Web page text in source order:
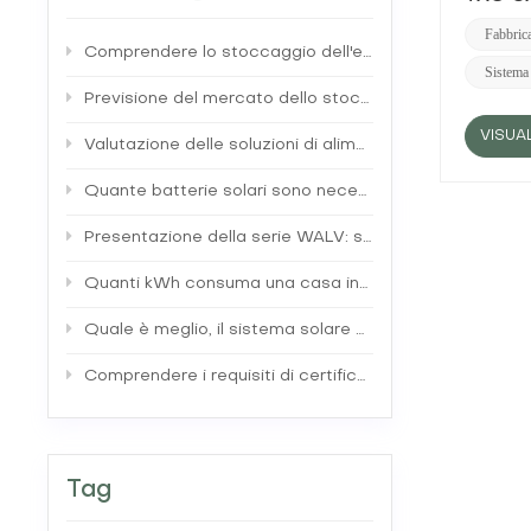
fonti
Comprendere lo stoccaggio dell'energia nelle batterie
Previsione del mercato dello stoccaggio energetico residenziale: tendenze e approfondimenti
Valutazione delle soluzioni di alimentazione di backup: generatori tradizionali rispetto a sistemi di batterie solari
Quante batterie solari sono necessarie per alimentare una casa?
Presentazione della serie WALV: soluzioni avanzate di accumulo di energia residenziale
Quanti kWh consuma una casa in 24 ore?
Quale è meglio, il sistema solare su rete o off-grid?
Comprendere i requisiti di certificazione globali per le batterie per l'accumulo di energia
Tag